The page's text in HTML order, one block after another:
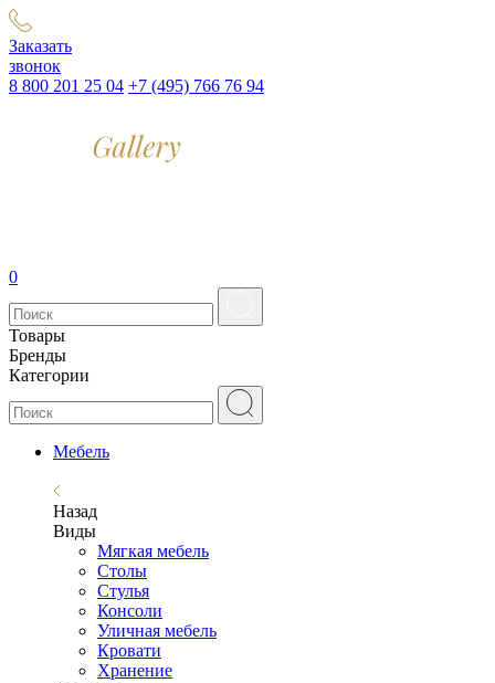
Заказать
звонок
8 800 201 25 04 +7 (495) 766 76 94
0
Товары
Бренды
Категории
Мебель
Назад
Виды
Мягкая мебель
Столы
Стулья
Консоли
Уличная мебель
Кровати
Хранение